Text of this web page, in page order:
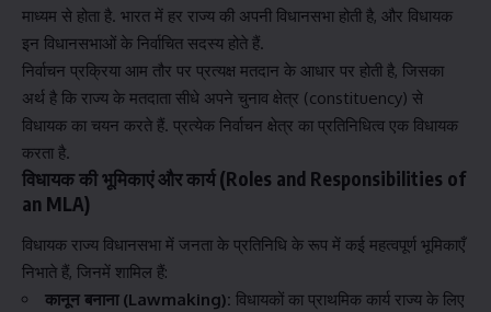
माध्यम से होता है. भारत में हर राज्य की अपनी विधानसभा होती है, और विधायक
इन विधानसभाओं के निर्वाचित सदस्य होते हैं.
निर्वाचन प्रक्रिया आम तौर पर प्रत्यक्ष मतदान के आधार पर होती है, जिसका
अर्थ है कि राज्य के मतदाता सीधे अपने चुनाव क्षेत्र (constituency) से
विधायक का चयन करते हैं. प्रत्येक निर्वाचन क्षेत्र का प्रतिनिधित्व एक विधायक
करता है.
विधायक की भूमिकाएं और कार्य (Roles and Responsibilities of
an MLA)
विधायक राज्य विधानसभा में जनता के प्रतिनिधि के रूप में कई महत्वपूर्ण भूमिकाएँ
निभाते हैं, जिनमें शामिल हैं:
कानून बनाना (Lawmaking): विधायकों का प्राथमिक कार्य राज्य के लिए